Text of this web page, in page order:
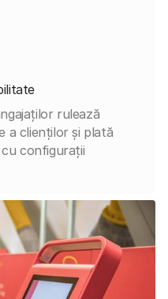
rulează
a clienților și plată
configurații